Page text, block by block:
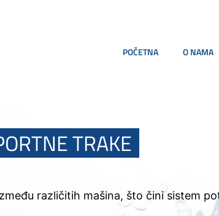
POČETNA O NAMA
TRAKE
različitih mašina, što čini sistem